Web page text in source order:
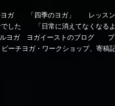
ガ 「四季のヨガ」
レッス
した
「日常に消えてなくなる
ヨガ ヨガイーストのブログ
ーチヨガ・ワークショップ、寄稿